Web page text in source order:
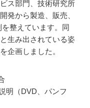
ス部門、技術研究所
発から製造、販売、
整えています。同
生み出されている姿
企画しました。
明（DVD、パンフ